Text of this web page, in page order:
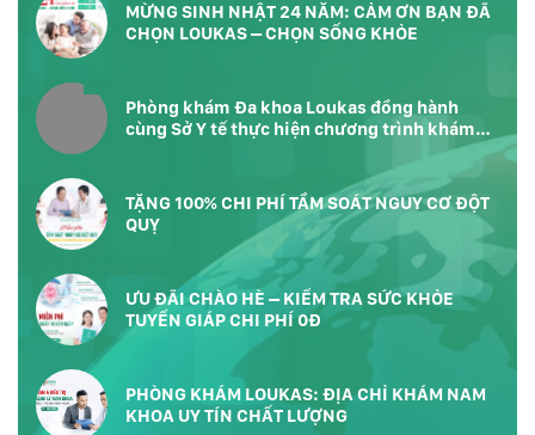
MỪNG SINH NHẬT 24 NĂM: CẢM ƠN BẠN ĐÃ
CHỌN LOUKAS – CHỌN SỐNG KHỎE
Phòng khám Đa khoa Loukas đồng hành
cùng Sở Y tế thực hiện chương trình khám
TẶNG 100% CHI PHÍ TẦM SOÁT NGUY CƠ ĐỘT
QUỴ
ƯU ĐÃI CHÀO HÈ – KIỂM TRA SỨC KHỎE
TUYẾN GIÁP CHI PHÍ 0Đ
PHÒNG KHÁM LOUKAS: ĐỊA CHỈ KHÁM NAM
KHOA UY TÍN CHẤT LƯỢNG